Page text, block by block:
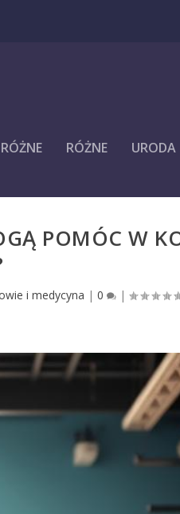
RÓŻNE RÓŻNE URODA
POMÓC W
i medycyna | 0 |